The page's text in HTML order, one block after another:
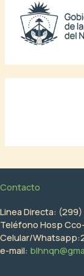
Contacto
Linea Directa:
Teléfono Hosp
Celular/
e-mail: